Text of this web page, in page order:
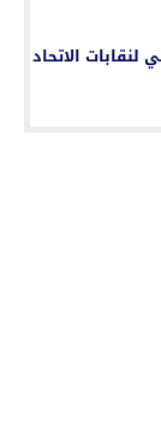
لنقابات الاتحاد